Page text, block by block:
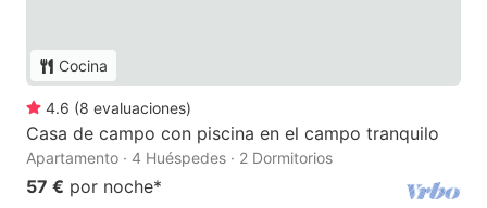
Cocina
4.6 (8 evaluaciones)
Casa de campo con piscina en el campo tranquilo
Apartamento · 4 Huéspedes · 2 Dormitorios
57 € por noche*